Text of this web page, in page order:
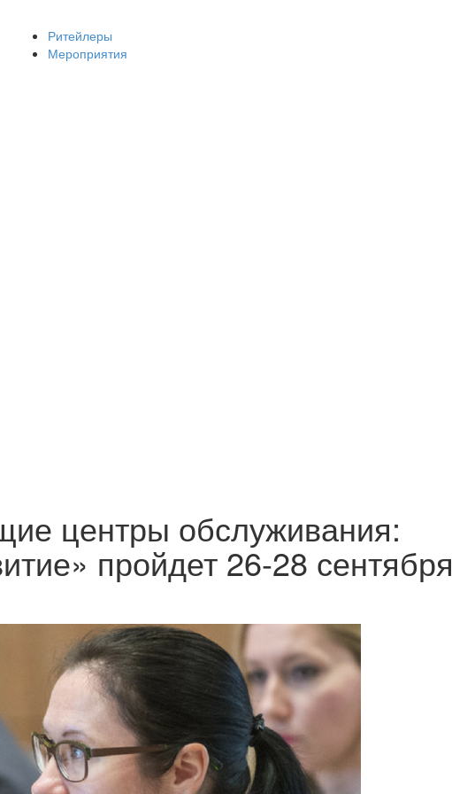
Ритейлеры
Мероприятия
центры обслуживания:
пройдет 26-28 сентября